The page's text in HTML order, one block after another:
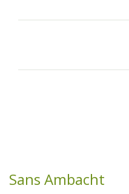
Sans Ambacht